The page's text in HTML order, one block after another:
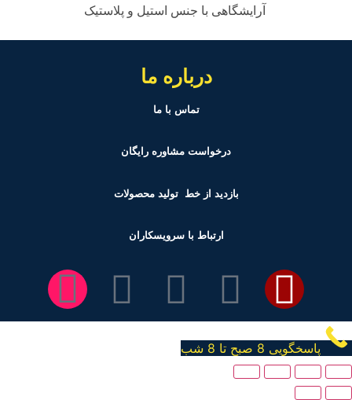
آرایشگاهی با جنس استیل و پلاستیک
درباره ما
تماس با ما
درخواست مشاوره رایگان
بازدید از خط تولیدمحصولات
ارتباط با سرویسکاران
پاسخگویی 8 صبح تا 8 شب